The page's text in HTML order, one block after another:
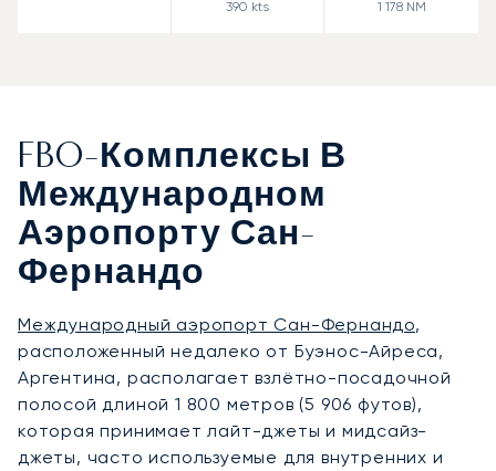
390 kts 1 178NM
FBO-Комплексы В
Международном
Аэропорту Сан-
Фернандо
Международный аэропорт Сан-Фернандо,
расположенный недалеко от Буэнос-Айреса,
Аргентина, располагает взлётно-посадочной
полосой длиной 1 800 метров (5 906 футов),
которая принимает лайт-джеты и мидсайз-
джеты, часто используемые для внутренних и